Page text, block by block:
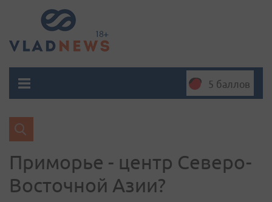
5 баллов
Приморье - центр Северо-
Восточной Азии?